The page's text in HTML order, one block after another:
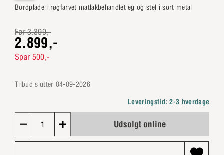
Bordplade i røgfarvet matlakbehandlet eg og stel i sort metal
Før 3.399,-
2.899,-
Spar 500,-
Tilbud slutter 04-09-2026
Leveringstid: 2-3 hverdage
1 Udsolgt online